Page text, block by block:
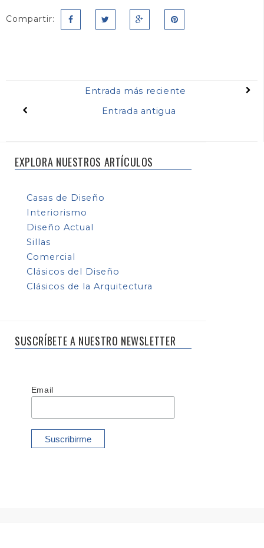
Compartir:
Entrada más reciente
Entrada antigua
EXPLORA NUESTROS ARTÍCULOS
Casas de Diseño
Interiorismo
Diseño Actual
Sillas
Comercial
Clásicos del Diseño
Clásicos de la Arquitectura
SUSCRÍBETE A NUESTRO NEWSLETTER
Email